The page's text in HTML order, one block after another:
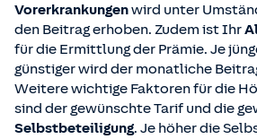
Vorerkrankungenwird unter
den Beitrag erhoben. Zudem ist Ihr
für die Ermittlung der Prämie. Je
günstiger wird der monatliche
Weitere wichtige Faktoren für die
sind der gewünschte Tarif und die
Selbstbeteiligung. Je höher die